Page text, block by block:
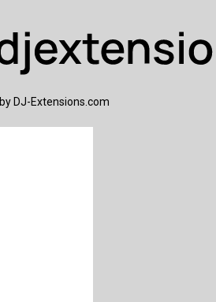
by DJ-Extensions.com